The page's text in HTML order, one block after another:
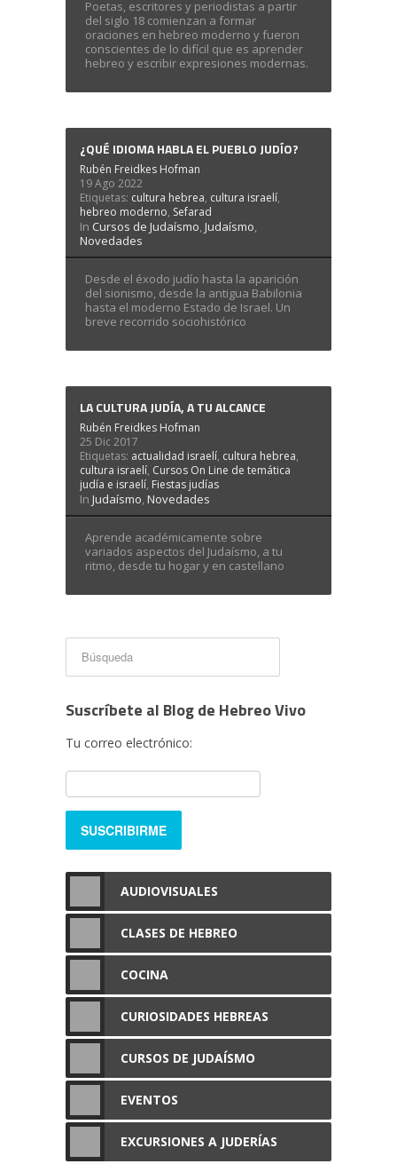
Poetas, escritores y periodistas a partir
del siglo 18 comienzan a formar
oraciones en hebreo moderno y fueron
conscientes de lo difícil que es aprender
hebreo y escribir expresiones modernas.
¿QUÉ IDIOMA HABLA EL PUEBLO JUDÍO?
Rubén Freidkes Hofman
19 Ago 2022
Etiquetas: cultura hebrea, cultura israelí,
hebreo moderno, Sefarad
In Cursos de Judaísmo,Judaísmo,
Novedades
Desde el éxodo judío hasta la aparición
del sionismo, desde la antigua Babilonia
hasta el moderno Estado de Israel. Un
breve recorrido sociohistórico
LA CULTURA JUDÍA, A TU ALCANCE
Rubén Freidkes Hofman
25 Dic 2017
Etiquetas: actualidad israelí, cultura hebrea,
cultura israelí, Cursos On Line de temática
judía e israelí, Fiestas judías
In Judaísmo,Novedades
Aprende académicamente sobre
variados aspectos del Judaísmo, a tu
ritmo, desde tu hogar y en castellano
Suscríbete al Blog de Hebreo Vivo
Tu correo electrónico:
AUDIOVISUALES
CLASES DE HEBREO
COCINA
CURIOSIDADES HEBREAS
CURSOS DE JUDAÍSMO
EVENTOS
EXCURSIONES A JUDERÍAS